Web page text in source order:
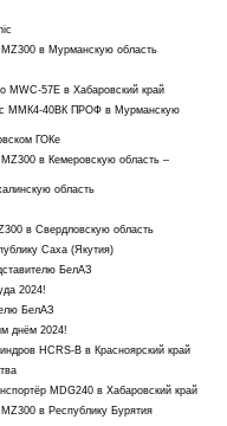
в Мурманскую область
MWC-57E в Хабаровский край
ММК4-40ВК ПРОФ в Мурманскую
ГОКе
в Кемеровскую область –
область
в Свердловскую область
Саха (Якутия)
БелАЗ
2024!
БелАЗ
днём 2024!
HCRS-B в Красноярский край
MDG240 в Хабаровский край
в Республику Бурятия